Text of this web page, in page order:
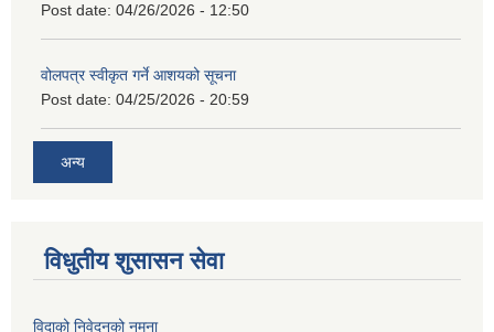
Post date: 04/26/2026 - 12:50
वोलपत्र स्वीकृत गर्ने आशयको सूचना
Post date: 04/25/2026 - 20:59
अन्य
विधुतीय शुसासन सेवा
विदाको निवेदनको नमुना